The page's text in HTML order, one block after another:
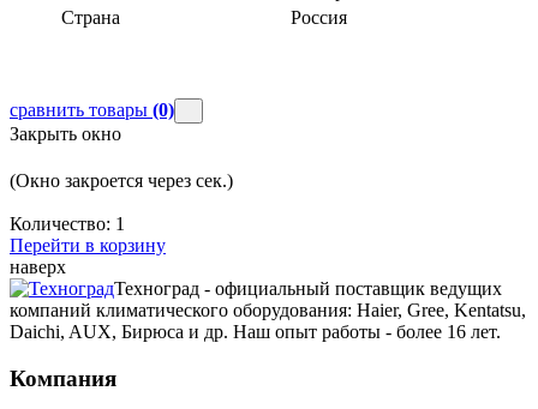
Страна
Россия
сравнить товары (0)
Закрыть окно
(Окно закроется через сек.)
Количество: 1
Перейти в корзину
наверх
Техноград - официальный поставщик ведущих
компаний климатического оборудования: Haier, Gree, Kentatsu,
Daichi, AUX, Бирюса и др. Наш опыт работы - более 16 лет.
Компания